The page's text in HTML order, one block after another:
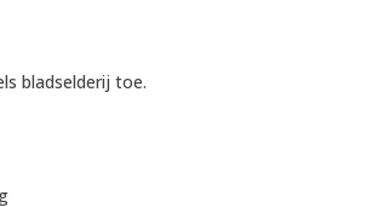
bladselderij toe.